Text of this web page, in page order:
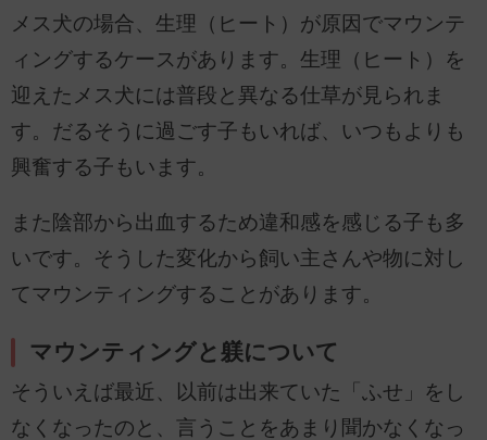
メス犬の場合、生理（ヒート）が原因でマウンテ
ィングするケースがあります。生理（ヒート）を
迎えたメス犬には普段と異なる仕草が見られま
す。だるそうに過ごす子もいれば、いつもよりも
興奮する子もいます。
また陰部から出血するため違和感を感じる子も多
いです。そうした変化から飼い主さんや物に対し
てマウンティングすることがあります。
マウンティングと躾について
そういえば最近、以前は出来ていた「ふせ」をし
なくなったのと、言うことをあまり聞かなくなっ